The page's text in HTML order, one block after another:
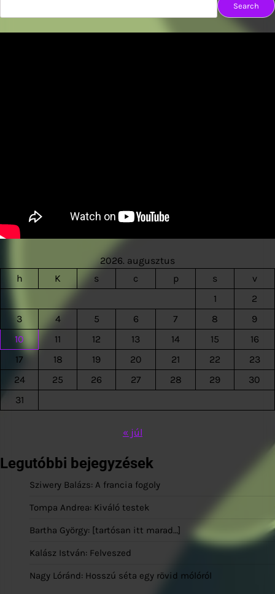
Search
2026. augusztus
h
K s c p s
v
1
2
3
4 5 6 7 8
9
10
11 12 13 14 15
16
17
18 19 20 21 22
23
24
25 26 27 28 29
30
31
« júl
Legutóbbi bejegyzések
Sziwery Balázs: A francia fogoly
Tompa Andrea: Kiváló testek
Bartha György: [tartósan itt marad…]
Kalász István: Felveszed
Nagy Lóránd: Hosszú séta egy rövid mólóról